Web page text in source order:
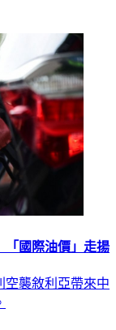
國際油價」走揚
空襲敘利亞帶來中